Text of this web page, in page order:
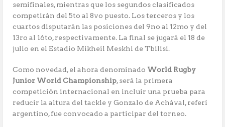
semifinales, mientras que los segundos clasificados
competirán del 5to al 8vo puesto. Los terceros y los
cuartos disputarán las posiciones del 9no al 12mo y del
13ro al 16to, respectivamente. La final se jugará el 18 de
julio en el Estadio Mikheil Meskhi de Tbilisi.
Como novedad, el ahora denominado World Rugby
Junior World Championship, será la primera
competición internacional en incluir una prueba para
reducir la altura del tackle y Gonzalo de Achával, referí
argentino, fue convocado a participar del torneo.